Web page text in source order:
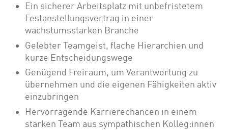
Ein sicherer Arbeitsplatz mit unbefristetem
Festanstellungsvertrag in einer
wachstumsstarken Branche
Gelebter Teamgeist, flache Hierarchien und
kurze Entscheidungswege
Genügend Freiraum, um Verantwortung zu
übernehmen und die eigenen Fähigkeiten aktiv
einzubringen
Hervorragende Karrierechancen in einem
starken Team aus sympathischen Kolleg:innen